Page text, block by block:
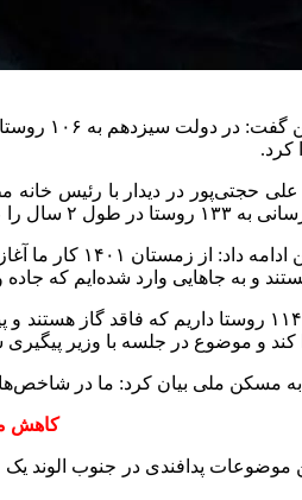
کرد.
و به جاهایی وارد شده‌ایم که جاده
کند و موضوع در جلسه با وزیر
به مسکن ملی بیان کرد: ما در
کاهش